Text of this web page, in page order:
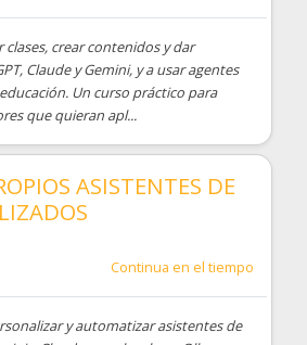
crear contenidos y dar
Claude y Gemini, y a usar agentes
Un curso práctico para
que quieran apl...
ASISTENTES DE
Continua en el tiempo
y automatizar asistentes de